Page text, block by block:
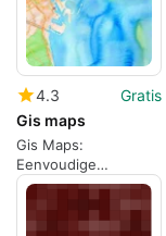
4.3
Gratis
Gis maps
Gis Maps:
Eenvoudige
Kaartintegratie voor
WordPress